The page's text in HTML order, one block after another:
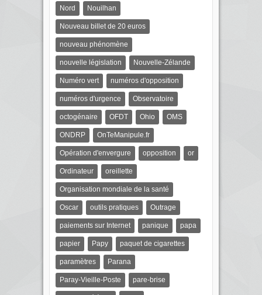
Nord Nouilhan
Nouveau billet de 20 euros
nouveau phénomène
nouvelle législation Nouvelle-Zélande
Numéro vert numéros d'opposition
numéros d'urgence Observatoire
octogénaire OFDT Ohio OMS
ONDRP OnTeManipule.fr
Opération d'envergure opposition or
Ordinateur oreillette
Organisation mondiale de la santé
Oscar outils pratiques Outrage
paiements sur Internet panique papa
papier Papy paquet de cigarettes
paramètres Parana
Paray-Vieille-Poste pare-brise